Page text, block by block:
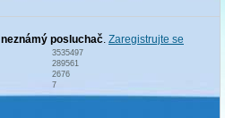
neznámý posluchač. Zaregistrujte se
3535497
289561
2676
7